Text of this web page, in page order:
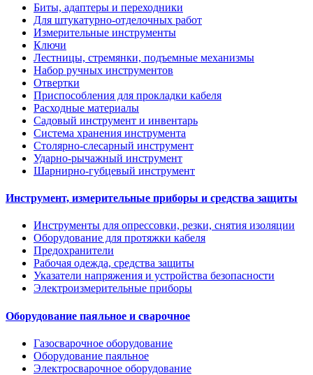
Биты, адаптеры и переходники
Для штукатурно-отделочных работ
Измерительные инструменты
Ключи
Лестницы, стремянки, подъемные механизмы
Набор ручных инструментов
Отвертки
Приспособления для прокладки кабеля
Расходные материалы
Садовый инструмент и инвентарь
Система хранения инструмента
Столярно-слесарный инструмент
Ударно-рычажный инструмент
Шарнирно-губцевый инструмент
Инструмент, измерительные приборы и средства защиты
Инструменты для опрессовки, резки, снятия изоляции
Оборудование для протяжки кабеля
Предохранители
Рабочая одежда, средства защиты
Указатели напряжения и устройства безопасности
Электроизмерительные приборы
Оборудование паяльное и сварочное
Газосварочное оборудование
Оборудование паяльное
Электросварочное оборудование